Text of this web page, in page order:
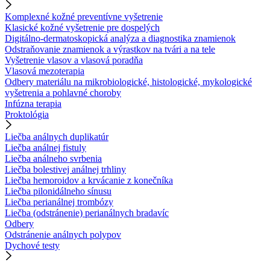
Komplexné kožné preventívne vyšetrenie
Klasické kožné vyšetrenie pre dospelých
Digitálno-dermatoskopická analýza a diagnostika znamienok
Odstraňovanie znamienok a výrastkov na tvári a na tele
Vyšetrenie vlasov a vlasová poradňa
Vlasová mezoterapia
Odbery materiálu na mikrobiologické, histologické, mykologické
vyšetrenia a pohlavné choroby
Infúzna terapia
Proktológia
Liečba análnych duplikatúr
Liečba análnej fistuly
Liečba análneho svrbenia
Liečba bolestivej análnej trhliny
Liečba hemoroidov a krvácanie z konečníka
Liečba pilonidálneho sínusu
Liečba perianálnej trombózy
Liečba (odstránenie) perianálnych bradavíc
Odbery
Odstránenie análnych polypov
Dychové testy